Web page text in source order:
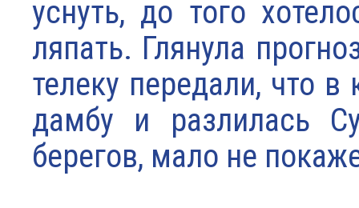
уснуть, до того
ляпать. Глянула
телеку передали, что
дамбу и разлилась
берегов, мало не